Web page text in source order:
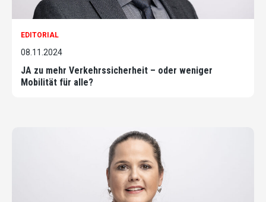
EDITORIAL
08.11.2024
JA zu mehr Verkehrssicherheit – oder weniger
Mobilität für alle?